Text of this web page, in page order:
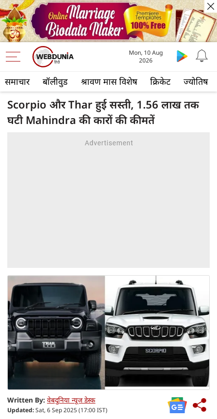
समाचार बॉलीवुड श्रावण मास विशेष क्रिकेट ज्योतिष
Mon, 10 Aug
2026
Scorpio और Thar हुई सस्ती, 1.56 लाख तक
घटी Mahindra की कारों की कीमतें
Written By: वेबदुनिया न्यूज डेस्क
Updated:Sat, 6 Sep 2025 (17:00 IST)